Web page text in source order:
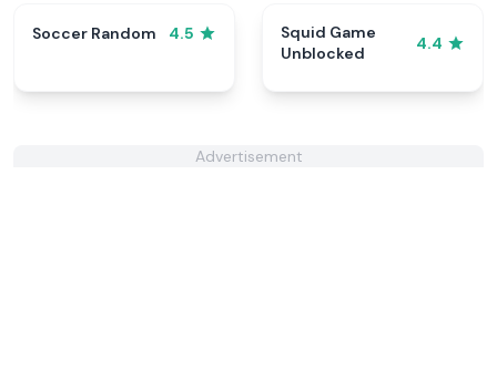
Soccer Random 4.5
Squid Game
Unblocked
4.4
Advertisement